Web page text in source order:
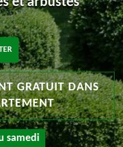
GRATUIT DANS
samedi